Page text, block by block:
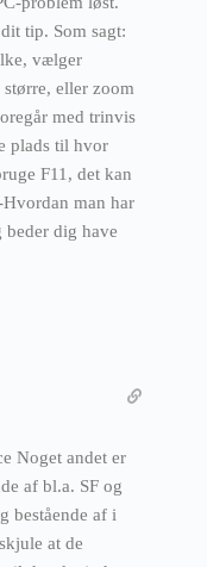
tip. Som sagt:
vælger
eller zoom
med trinvis
plads til hvor
F11, det kan
man har
beder dig have
Noget andet er
af bl.a. SF og
bestående af i
at de